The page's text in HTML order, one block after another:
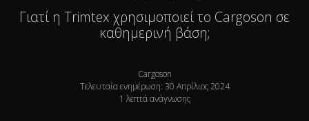
Γιατί η Trimtex χρησιμοποιεί το Cargoson σε
καθημερινή βάση;
Cargoson
Τελευταία ενημέρωση: 30 Απρίλιος 2024
1 λεπτά ανάγνωσης